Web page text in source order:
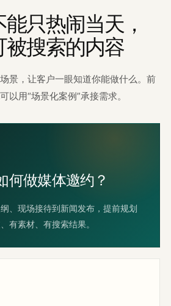
只热闹当天，
搜索的内容
景，让客户一眼知道你能做什么。前
以用“场景化案例”承接需求。
何做媒体邀约？
、现场接待到新闻发布，提前规划
有素材、有搜索结果。